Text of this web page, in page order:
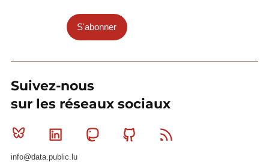
S'abonner
Suivez-nous
sur les réseaux sociaux
Bluesky Linkedin MastodonGithub
info@data.public.lu